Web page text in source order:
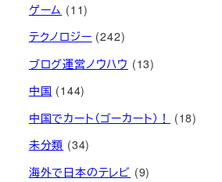
ゲーム (11)
テクノロジー (242)
ブログ運営ノウハウ (13)
中国 (144)
中国でカート（ゴーカート）！
(18)
未分類 (34)
海外で日本のテレビ (9)